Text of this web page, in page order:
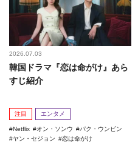
2026.07.03
韓国ドラマ『恋は命がけ』あら
すじ紹介
注目 エンタメ
Netflix オン・ソンウ
パク・ウンビン
ヤン・セジョン
恋は命がけ